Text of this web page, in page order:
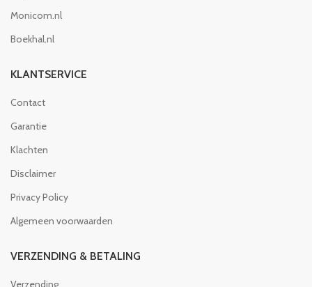
Monicom.nl
Boekhal.nl
KLANTSERVICE
Contact
Garantie
Klachten
Disclaimer
Privacy Policy
Algemeen voorwaarden
VERZENDING & BETALING
Verzending